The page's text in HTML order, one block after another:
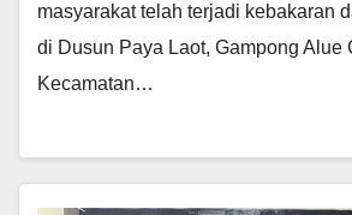
masyarakat telah terjadi kebakaran
di Dusun Paya Laot, Gampong Alue
Kecamatan…